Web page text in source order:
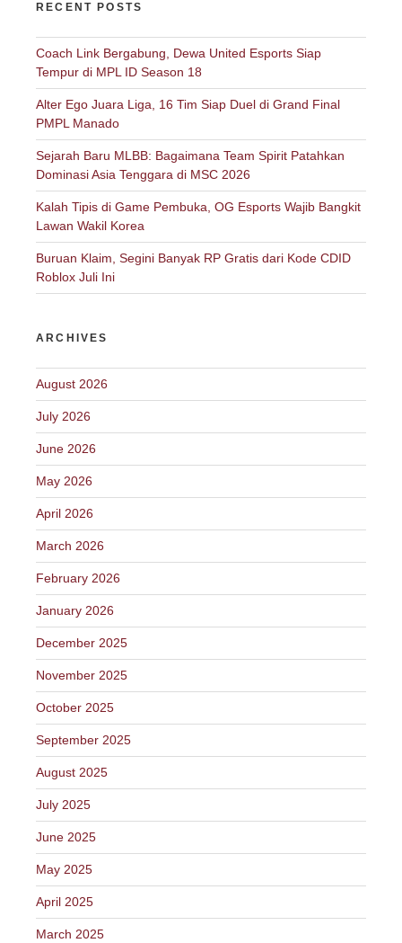
RECENT POSTS
Coach Link Bergabung, Dewa United Esports Siap
Tempur di MPL ID Season 18
Alter Ego Juara Liga, 16 Tim Siap Duel di Grand Final
PMPL Manado
Sejarah Baru MLBB: Bagaimana Team Spirit Patahkan
Dominasi Asia Tenggara di MSC 2026
Kalah Tipis di Game Pembuka, OG Esports Wajib Bangkit
Lawan Wakil Korea
Buruan Klaim, Segini Banyak RP Gratis dari Kode CDID
Roblox Juli Ini
ARCHIVES
August 2026
July 2026
June 2026
May 2026
April 2026
March 2026
February 2026
January 2026
December 2025
November 2025
October 2025
September 2025
August 2025
July 2025
June 2025
May 2025
April 2025
March 2025